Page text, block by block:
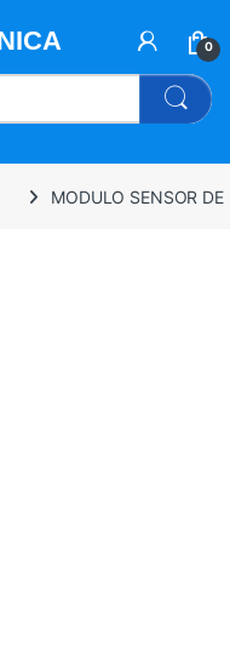
0
MODULO SENSOR